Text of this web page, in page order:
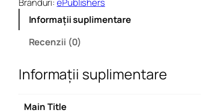
a
b
l
u
Branduri:ePublishers
Informații suplimentare
Recenzii (0)
Informații suplimentare
Main Title